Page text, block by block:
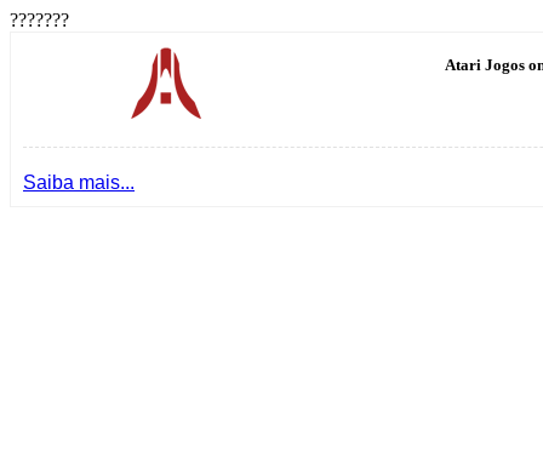
???????
Atari Jogos
Saiba mais...